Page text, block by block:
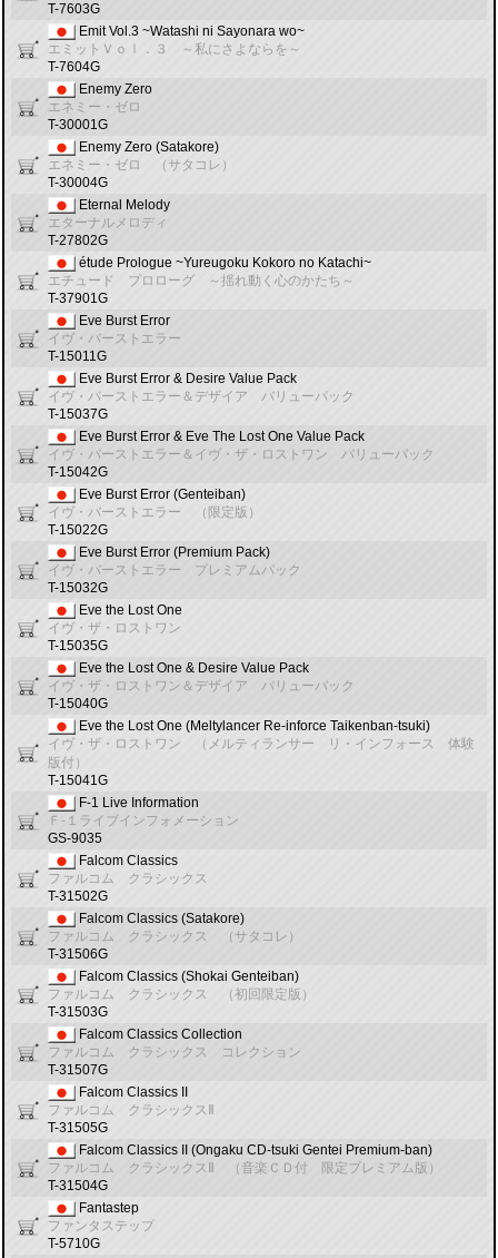
T-7603G
Emit Vol.3 ~Watashi ni Sayonara wo~
エミットＶｏｌ．３ ～私にさよならを～
T-7604G
Enemy Zero
エネミー・ゼロ
T-30001G
Enemy Zero (Satakore)
エネミー・ゼロ （サタコレ）
T-30004G
Eternal Melody
エターナルメロディ
T-27802G
étude Prologue ~Yureugoku Kokoro no Katachi~
エチュード プロローグ ～揺れ動く心のかたち～
T-37901G
Eve Burst Error
イヴ・バーストエラー
T-15011G
Eve Burst Error & Desire Value Pack
イヴ・バーストエラー＆デザイア バリューパック
T-15037G
Eve Burst Error & Eve The Lost One Value Pack
イヴ・バーストエラー＆イヴ・ザ・ロストワン バリューパック
T-15042G
Eve Burst Error (Genteiban)
イヴ・バーストエラー （限定版）
T-15022G
Eve Burst Error (Premium Pack)
イヴ・バーストエラー プレミアムパック
T-15032G
Eve the Lost One
イヴ・ザ・ロストワン
T-15035G
Eve the Lost One & Desire Value Pack
イヴ・ザ・ロストワン＆デザイア バリューパック
T-15040G
Eve the Lost One (Meltylancer Re-inforce Taikenban-tsuki)
イヴ・ザ・ロストワン （メルティランサー リ・インフォース 体験
版付）
T-15041G
F-1 Live Information
Ｆ‐１ライブインフォメーション
GS-9035
Falcom Classics
ファルコム クラシックス
T-31502G
Falcom Classics (Satakore)
ファルコム クラシックス （サタコレ）
T-31506G
Falcom Classics (Shokai Genteiban)
ファルコム クラシックス （初回限定版）
T-31503G
Falcom Classics Collection
ファルコム クラシックス コレクション
T-31507G
Falcom Classics II
ファルコム クラシックスⅡ
T-31505G
Falcom Classics II (Ongaku CD-tsuki Gentei Premium-ban)
ファルコム クラシックスⅡ （音楽ＣＤ付 限定プレミアム版）
T-31504G
Fantastep
ファンタステップ
T-5710G